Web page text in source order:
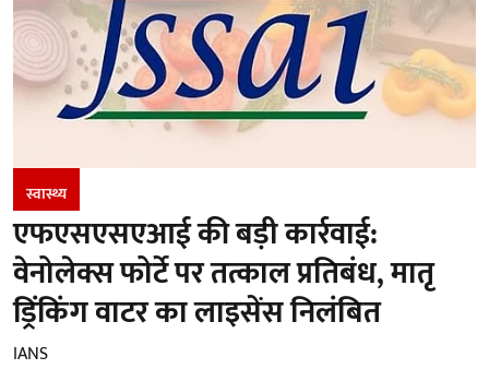
स्वास्थ्य
एफएसएसएआई की बड़ी कार्रवाई:
वेनोलेक्स फोर्टे पर तत्काल प्रतिबंध, मातृ
ड्रिंकिंग वाटर का लाइसेंस निलंबित
IANS